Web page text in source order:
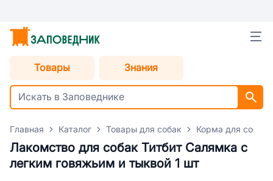
Товары Знания
Главная Каталог Товары для собак Корма для собак
Лакомство для собак Титбит Салямка с
легким говяжьим и тыквой 1 шт